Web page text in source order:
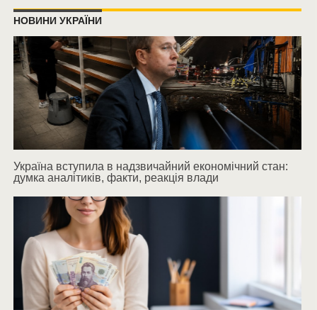
НОВИНИ УКРАЇНИ
Україна вступила в надзвичайний економічний стан:
думка аналітиків, факти, реакція влади